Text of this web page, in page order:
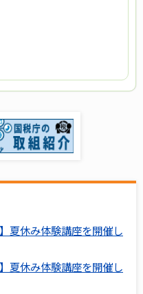
夏休み体験講座を開催し
夏休み体験講座を開催し